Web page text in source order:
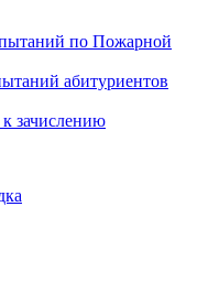
по Пожарной
абитуриентов
зачислению